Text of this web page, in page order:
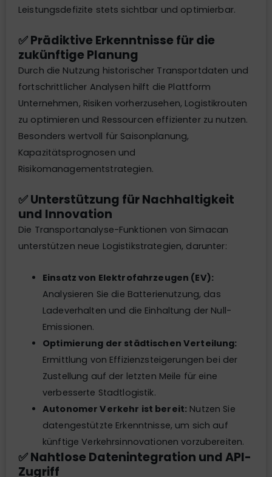
Leistungsdefizite stets sichtbar und optimierbar.
✅ Prädiktive Erkenntnisse für die
zukünftige Planung
Durch die Nutzung historischer Transportdaten und
fortschrittlicher Analysen hilft die Plattform
Unternehmen, Risiken vorherzusehen, Logistikrouten
zu optimieren und Ressourcen effizienter zu nutzen.
Besonders wertvoll für Saisonplanung,
Kapazitätsprognosen und
Risikomanagementstrategien.
✅ Unterstützung für Nachhaltigkeit
und Innovation
Die Transportanalyse-Funktionen von Simacan
unterstützen neue Logistikstrategien, darunter:
Einsatz von Elektrofahrzeugen (EV):
Analysieren Sie die Batterienutzung, das
Ladeverhalten und die Einhaltung der Null-
Emissionen.
Optimierung der städtischen Verteilung:
Ermittlung von Effizienzsteigerungen bei der
Zustellung auf der letzten Meile für eine
verbesserte Stadtlogistik.
Autonomer Verkehr ist bereit: Nutzen Sie
datengestützte Erkenntnisse, um sich auf
künftige Verkehrsinnovationen vorzubereiten.
✅ Nahtlose Datenintegration und API-
Zugriff